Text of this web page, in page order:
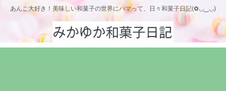
あんこ大好き！美味しい和菓子の世界にハマって、日々和菓子日記(✿◡‿◡)